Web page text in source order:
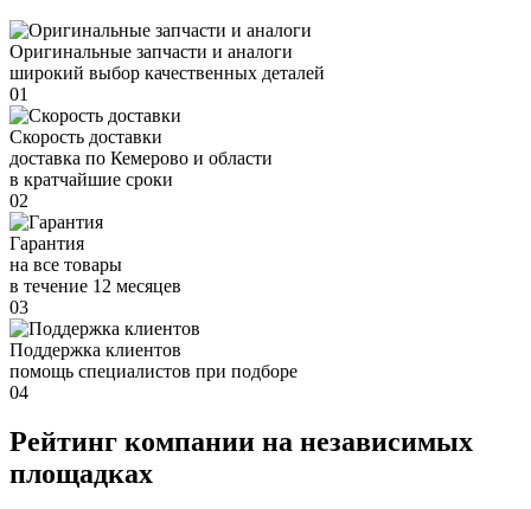
Оригинальные запчасти и аналоги
широкий выбор качественных деталей
01
Скорость доставки
доставка по Кемерово и области
в кратчайшие сроки
02
Гарантия
на все товары
в течение 12 месяцев
03
Поддержка клиентов
помощь специалистов при подборе
04
Рейтинг компании на независимых
площадках